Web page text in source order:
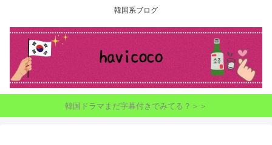
韓国系ブログ
韓国ドラマまだ字幕付きでみてる？＞＞